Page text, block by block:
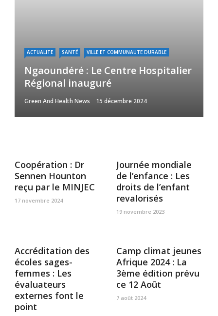
ACTUALITE SANTÉ VILLE ET COMMUNAUTE DURABLE
Ngaoundéré : Le Centre Hospitalier
Régional inauguré
Green And Health News 15 décembre 2024
Coopération : Dr
Sennen Hounton
reçu par le MINJEC
17 novembre 2024
Journée mondiale
de l’enfance : Les
droits de l’enfant
revalorisés
19 novembre 2023
Accréditation des
écoles sages-
femmes : Les
évaluateurs
externes font le
point
Camp climat jeunes
Afrique 2024 : La
3ème édition prévu
ce 12 Août
7 août 2024